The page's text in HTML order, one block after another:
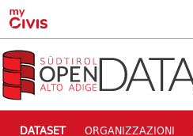
Skip to main content
DATASET ORGANIZZAZIONI